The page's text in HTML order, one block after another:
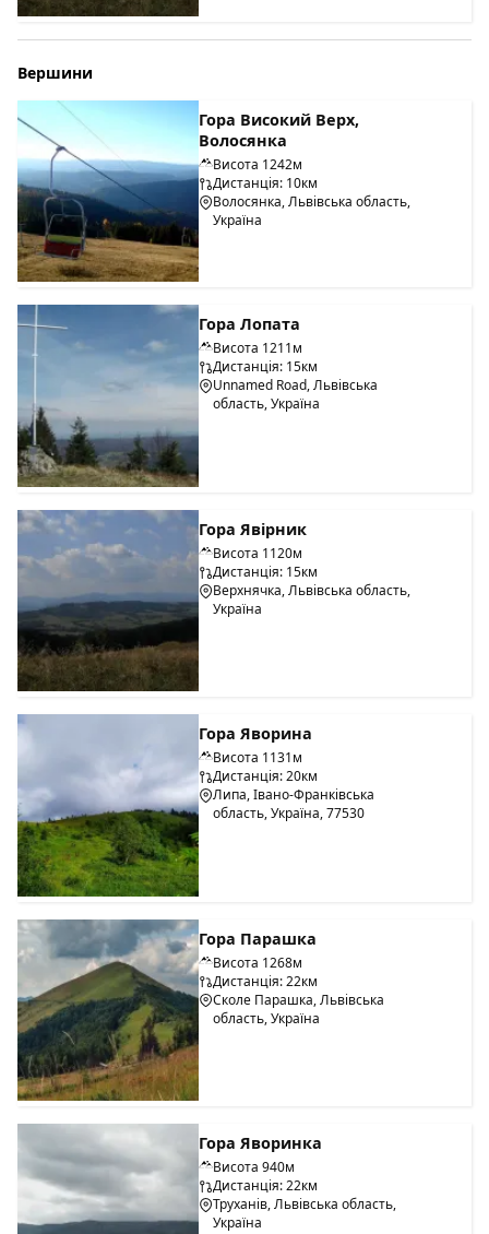
Вершини
Гора Високий Верх,
Волосянка
Висота 1242м
Дистанція: 10км
Волосянка, Львівська область,
Україна
Гора Лопата
Висота 1211м
Дистанція: 15км
Unnamed Road, Львівська
область, Україна
Гора Явірник
Висота 1120м
Дистанція: 15км
Верхнячка, Львівська область,
Україна
Гора Яворина
Висота 1131м
Дистанція: 20км
Липа, Івано-Франківська
область, Україна, 77530
Гора Парашка
Висота 1268м
Дистанція: 22км
Сколе Парашка, Львівська
область, Україна
Гора Яворинка
Висота 940м
Дистанція: 22км
Труханів, Львівська область,
Україна